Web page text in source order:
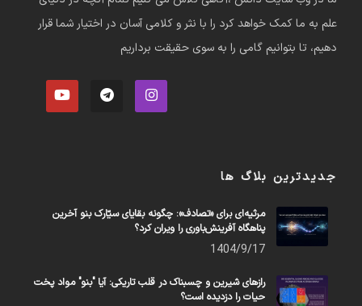
علم به ما کمک خواهد کرد را با نثر و کلامی آسان در اختیار شما قرار
دهیم، تا بتوانیم گامی را به سوی حقیقت برداریم
جدیدترین بلاگ ها
مرثیه‌ای برای «تصادف»: چگونه بقایای سیّارک بنو آخرین
پناهگاه آفرینش‌باوری را ویران کرد؟
1404/9/17
رازهای شیرین و چسبناک در قلب تاریکی: آیا "بنو" مواد پخت
حیات را دزدیده است؟